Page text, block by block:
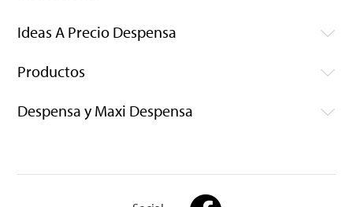
Ideas A Precio Despensa
Productos
Despensa y Maxi Despensa